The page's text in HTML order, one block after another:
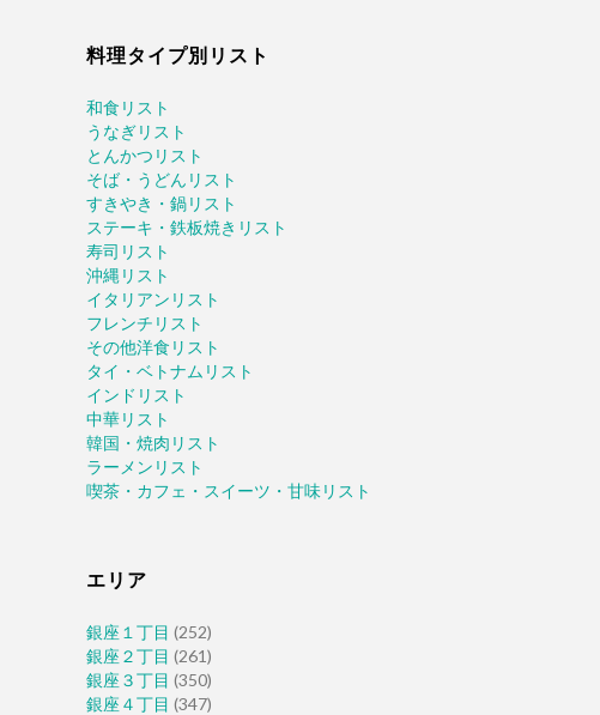
料理タイプ別リスト
和食リスト
うなぎリスト
とんかつリスト
そば・うどんリスト
すきやき・鍋リスト
ステーキ・鉄板焼きリスト
寿司リスト
沖縄リスト
イタリアンリスト
フレンチリスト
その他洋食リスト
タイ・ベトナムリスト
インドリスト
中華リスト
韓国・焼肉リスト
ラーメンリスト
喫茶・カフェ・スイーツ・甘味リスト
エリア
銀座１丁目 (252)
銀座２丁目 (261)
銀座３丁目 (350)
銀座４丁目 (347)